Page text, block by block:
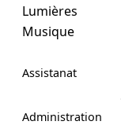
Lumières
Musique
Assistanat
Administration